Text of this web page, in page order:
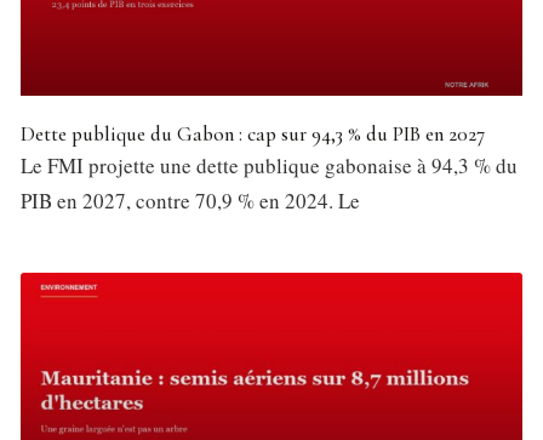
Dette publique du Gabon : cap sur 94,3 % du PIB en 2027
Le FMI projette une dette publique gabonaise à 94,3 % du
PIB en 2027, contre 70,9 % en 2024. Le